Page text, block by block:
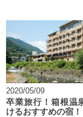
2020/05/09
卒業旅行！箱根温
けるおすすめの宿！